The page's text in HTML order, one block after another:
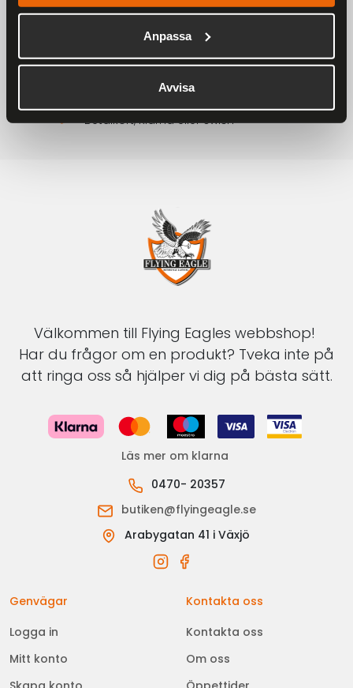
Anpassa
Avvisa
FRAKTFRITT
1-3 DAGAR LEVERANS
Betalkort, Klarna eller Swish
Välkommen till Flying Eagles webbshop!
Har du frågor om en produkt? Tveka inte på
att ringa oss så hjälper vi dig på bästa sätt.
Läs mer om klarna
0470- 20357
butiken@flyingeagle.se
Arabygatan 41 i Växjö
Genvägar
Logga in
Mitt konto
Kontakta oss
Kontakta oss
Om oss